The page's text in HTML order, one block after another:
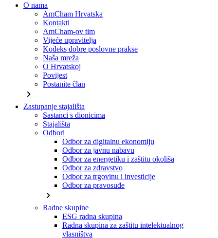
O nama
AmCham Hrvatska
Kontakti
AmCham-ov tim
Vijeće upravitelja
Kodeks dobre poslovne prakse
Naša mreža
O Hrvatskoj
Povijest
Postanite član
chevron_right
Zastupanje stajališta
Sastanci s dionicima
Stajališta
Odbori
Odbor za digitalnu ekonomiju
Odbor za javnu nabavu
Odbor za energetiku i zaštitu okoliša
Odbor za zdravstvo
Odbor za trgovinu i investicije
Odbor za pravosuđe
chevron_right
Radne skupine
ESG radna skupina
Radna skupina za zaštitu intelektualnog
vlasništva